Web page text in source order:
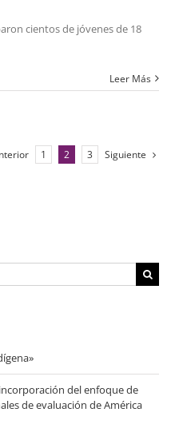
cientos de jóvenes de 18
Leer Más
1 2 3 Siguiente
del enfoque de
de evaluación de América